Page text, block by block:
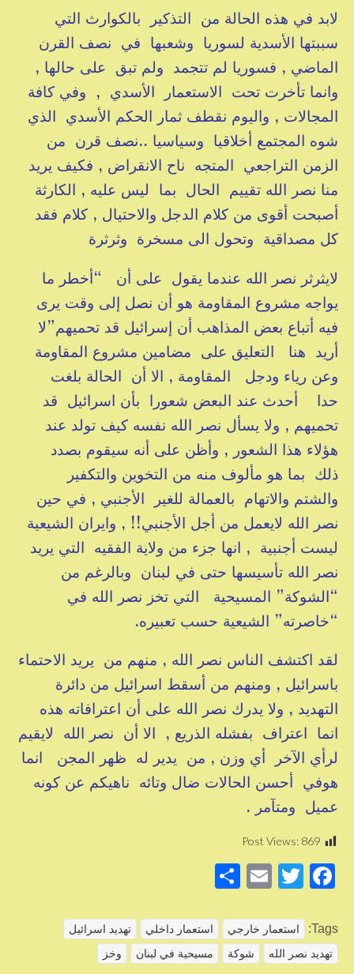
لابد في هذه الحالة من التذكير بالكوارث التي
سببتها الأسدية لسوريا وشعبها في نصف القرن
الماضي , فسوريا لم تتجمد ولم تبق على حالها ,
وانما تأخرت تحت الاستعمار الأسدي , وفي كافة
المجالات , واليوم نقطف ثمار الحكم الأسدي الذي
شوه المجتمع أخلاقيا وسياسيا ..نصف قرن من
الزمن التراجعي المتجه ناح الانقراض , فكيف يريد
منا نصر الله تقييم الحال بما ليس عليه , الكارثة
أصبحت أقوى من كلام الدجل والاحتيال , كلام فقد
كل مصداقية وتحول الى مسخرة وثرثرة
لايثرثر نصر الله عندما يقول على أن “أخطر ما
يواجه مشروع المقاومة هو أن نصل إلى وقت يرى
فيه أتباع بعض المذاهب أن إسرائيل قد تحميهم”لا
أريد هنا التعليق على مضامين مشروع المقاومة
وعن رياء ودجل المقاومة , الا أن الحالة بلغت
حدا أحدث عند البعض شعورا بأن اسرائيل قد
تحميهم , ولا يسأل نصر الله نفسه كيف تولد عند
هؤلاء هذا الشعور , وأظن على أنه سيقوم بصدد
ذلك بما هو مألوف منه من التخوين والتكفير
والشتم والاتهام بالعمالة للغير الأجنبي , في حين
نصر الله لايعمل من أجل الأجنبي!! , وايران الشيعية
ليست أجنبية , انها جزء من ولاية الفقيه التي يريد
نصر الله تأسيسها حتى في لبنان وبالرغم من
“الشوكة” المسيحية التي تخز نصر الله في
“خاصرته” الشيعية حسب تعبيره.
لقد اكتشف الناس نصر الله , منهم من يريد الاحتماء
باسرائيل , ومنهم من أسقط اسرائيل من دائرة
التهديد , ولا يدرك نصر الله على أن اعترافاته هذه
انما اعتراف بفشله الذريع , الا أن نصر الله لايقيم
لرأي الآخر أي وزن , من يدير له ظهر المجن انما
هوفي أحسن الحالات ضال وتائه ناهيكم عن كونه
عميل ومتآمر .
Post Views: 869
F
c
e
T
tt
er
E
ail
ar
e
Tags: استعمار خارجي استعمار داخلي
تهديد اسرائيل
تهديد نصر الله
شوكة مسيحية في لبنان وخز